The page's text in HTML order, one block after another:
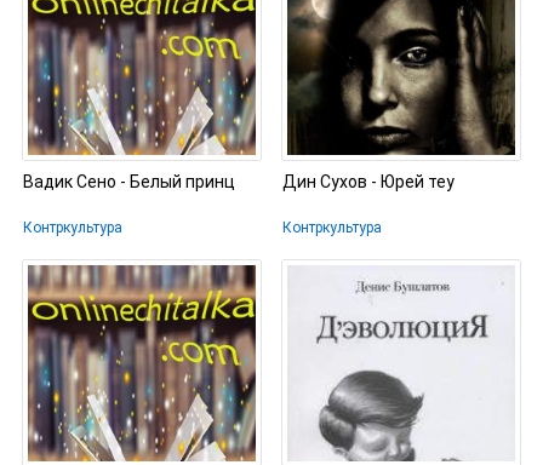
Вадик Сено - Белый принц
Контркультура
Дин Сухов - Юрей теу
Контркультура